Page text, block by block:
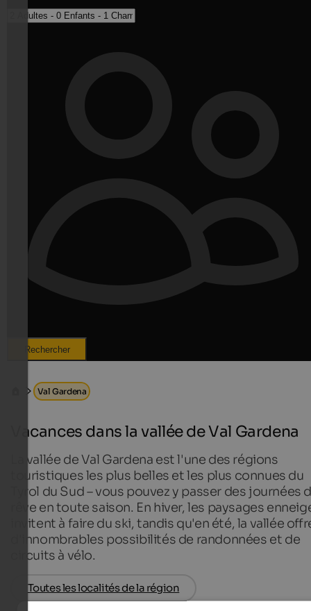
Rechercher
Val Gardena
Vacances dans la vallée de Val Gardena
La vallée de Val Gardena est l'une des régions
touristiques les plus belles et les plus connues du
Tyrol du Sud – vous pouvez y passer des journées
rêve en toute saison. En hiver, les paysages
invitent à faire du ski, tandis qu'en été, la vallée
d'innombrables possibilités de randonnées et de
circuits à vélo.
Toutes les localités de la région